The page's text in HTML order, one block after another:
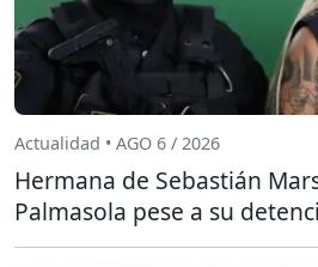
Actualidad • AGO 6 / 2026
Hermana de Sebastián
Palmasola pese a su